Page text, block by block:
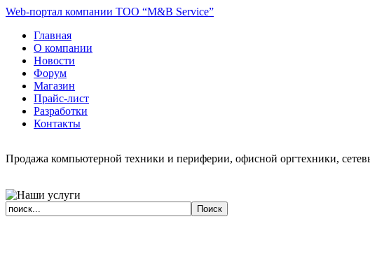
Web-портал компании ТОО “M&B Service”
Главная
О компании
Новости
Форум
Магазин
Прайс-лист
Разработки
Контакты
Продажа компьютерной техники и периферии, офисной оргтехники,